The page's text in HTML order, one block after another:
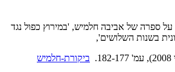
ספרה של אביבה חלמיש, 'במירוץ כפול נגד
בשנות השלושים',
ביקורת-חלמיש